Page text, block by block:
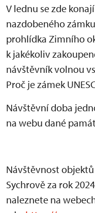
V lednu se zde
nazdobeného
prohlídka Zimního
k jakékoliv
návštěvník volnou
Proč je zámek
Návštěvní doba
na webu dané
Návštěvnost objektů
Sychrově za rok
naleznete na